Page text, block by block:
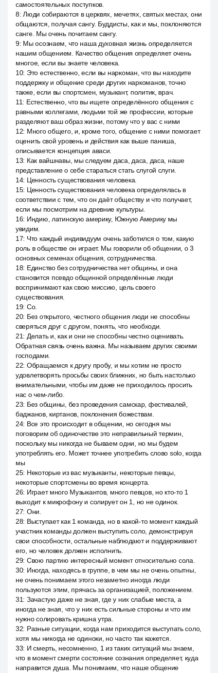
самостоятельных поступков.
8:Люди собираются в церквях, мечетях, святых местах, они
общаются, получая сангу. Буддисты, как и мы, поклоняются
санге. Мы очень почитаем сангу.
9: Мы осознаем, что наша духовная жизнь определяется
нашим общением. Качество общения определяет очень
многое, если вы знаете человека.
10: Это естественно, если вы наркоман, что вы находите
поддержку и общение среди других наркоманов, точно
также, если вы спортсмен, музыкант, политик, врач.
11: Естественно, что вы ищете определённого общения с
равными коллегами, людьми той же профессии, которые
разделяют ваш образ жизни, потому что у вас с ними
12: Много общего, и, кроме того, общение с ними помогает
оценить свой уровень и действия как выше паниша,
описывается концепция аваси.
13: Как вайшнавы, мы следуем даса, даса, даса, наше
представление о себе стараться стать слугой слуги.
14: Ценность существования человека.
15: Ценность существования человека определялась в
соответствии с тем, что он даёт обществу и что получает,
если мы посмотрим на древние культуры.
16: Индию, латинскую америку, Южную Америку мы
увидим.
17: Что каждый индивидуум очень заботился о том, какую
роль в обществе он играет. Мы говорили об общении, о 3
основных семенах общения, сотрудничества.
18: Единство без сотрудничества нет общины, и она
становится псевдо общинной определённые люди
воспринимают как свою миссию, цель своего
существования.
19: Со.
20: Без открытого, честного общения люди не способны
сверяться друг с другом, понять, что необходи.
21: Делать и, как и они не способны честно оценивать.
Обратная связь очень важна. Мы называем других своими
господами.
22: Обращаемся к другу пробу, и мы хотим не просто
удовлетворять просьбы своих ближних, но быть настолько
внимательными, чтобы им даже не приходилось просить
нас о чем-либо.
23: Без общины, без проведения самскар, фестивалей,
баджанов, киртанов, поклонения божествам.
24: Все это происходит в общении, но сегодня мы
поговорим об одиночестве это неправильный термин,
поскольку мы никогда не бываем одни, но мы будем
употреблять его. Может точнее употребить слово solo, когда
мы
25: Некоторые из вас музыканты, некоторые певцы,
некоторые спортсмены во время концерта.
26: Играет много Музыкантов, много певцов, но кто-то 1
выходит к микрофону и солирует он 1, но не одинок.
27: Они.
28: Выступает как 1 команда, но в какой-то момент каждый
участник команды должен выступить соло, демонстрируя
свои способности, остальные наблюдают и поддерживают
его, но человек должен исполнить.
29: Свою партию интересный момент относительно сола.
30: Иногда, находясь в группе, в чем мы не очень опытны,
не очень понимаем этого незаметно иногда люди
пользуются этим, прячась за организацией, положением.
31: Зачастую даже не зная, где у них слабые места, а
иногда не зная, что у них есть сильные стороны и что им
нужно солировать кришна утра.
32: Разные ситуации, когда нам приходится выступать соло,
хотя мы никогда не одиноки, но часто так кажется.
33: И смерть, несомненно, 1 из таких ситуаций мы знаем,
что в момент смерти состояние сознания определяет, куда
направится душа. Мы понимаем, что наше общение